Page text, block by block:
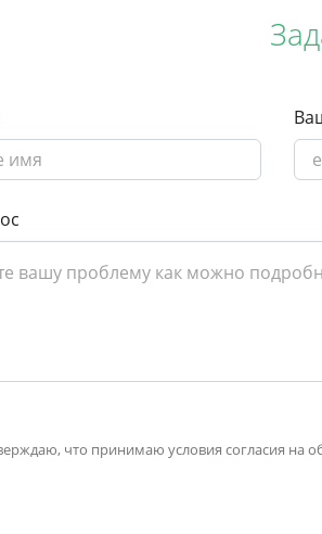
что принимаю условия согласия на